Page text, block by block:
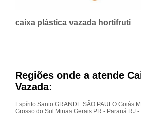
caixa plástica vazada hortifruti
Regiões onde a atende
Vazada:
Espírito Santo GRANDE SÃO PAULO Goiás
Grosso do Sul
Minas Gerais PR - Paraná RJ